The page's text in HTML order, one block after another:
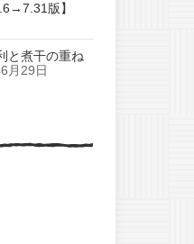
版】
と煮干の重ね
月29日